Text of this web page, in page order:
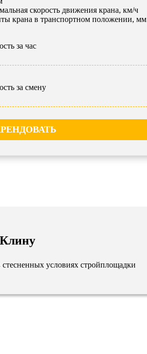
скорость движения крана, км/ч
крана в транспортном положении, мм
за час
за смену
условиях стройплощадки